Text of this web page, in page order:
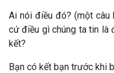
Ai nói điều đó? (một câu
cứ điều gì chúng ta tin là
kết?
Bạn có kết bạn trước khi